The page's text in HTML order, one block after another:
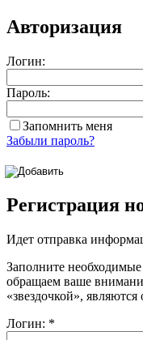
Авторизация
Логин:
Пароль:
Запомнить меня
Забыли пароль?
Регистрация
Идет отправка
Заполните
обращаем ваше
«звездочкой», являются
Логин: *